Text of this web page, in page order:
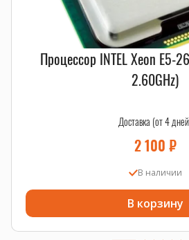
Процессор INTEL Xeon E5-
2.60GHz)
Доставка (от 4
2 100 ₽
В наличии
В корзину